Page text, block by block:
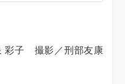
彩子 撮影／刑部友康